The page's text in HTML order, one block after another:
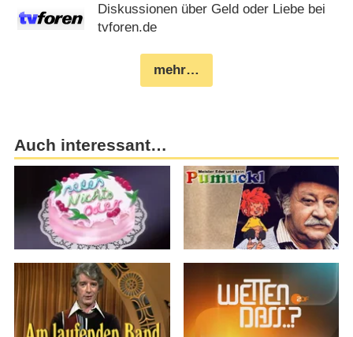
Diskussionen über Geld oder Liebe bei
tvforen.de
mehr…
Auch interessant…